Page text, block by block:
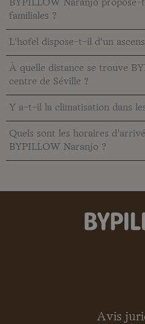
BYPILLOW Naranjo propose-
familiales ?
L'hôtel dispose-t-il d'un
À quelle distance se trouve
centre de Séville ?
Y a-t-il la climatisation dans
Quels sont les horaires
BYPILLOW Naranjo ?
Avis